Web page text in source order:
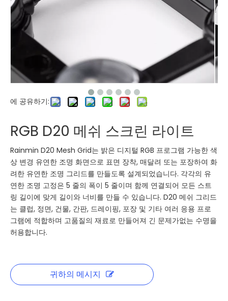
에 공유하기:
RGB D20 메쉬 스크린 라이트
Rainmin D20 Mesh Grid는 밝은 디지털 RGB 프로그램 가능한 색
상 변경 유연한 조명 화면으로 표면 장착, 매달려 또는 포장하여 화
려한 유연한 조명 그리드를 만들도록 설계되었습니다. 각각의 유
연한 조명 고정은 5 줄의 폭이 5 줄이며 함께 연결되어 모든 스트
링 길이에 맞게 길이와 너비를 만들 수 있습니다. D20 메쉬 그리드
는 클럽, 정면, 건물, 간판, 드레이핑, 포장 및 기타 여러 응용 프로
그램에 적합하며 고품질의 재료로 만들어져 긴 문제가없는 수명을
허용합니다.
귀하의 메시지